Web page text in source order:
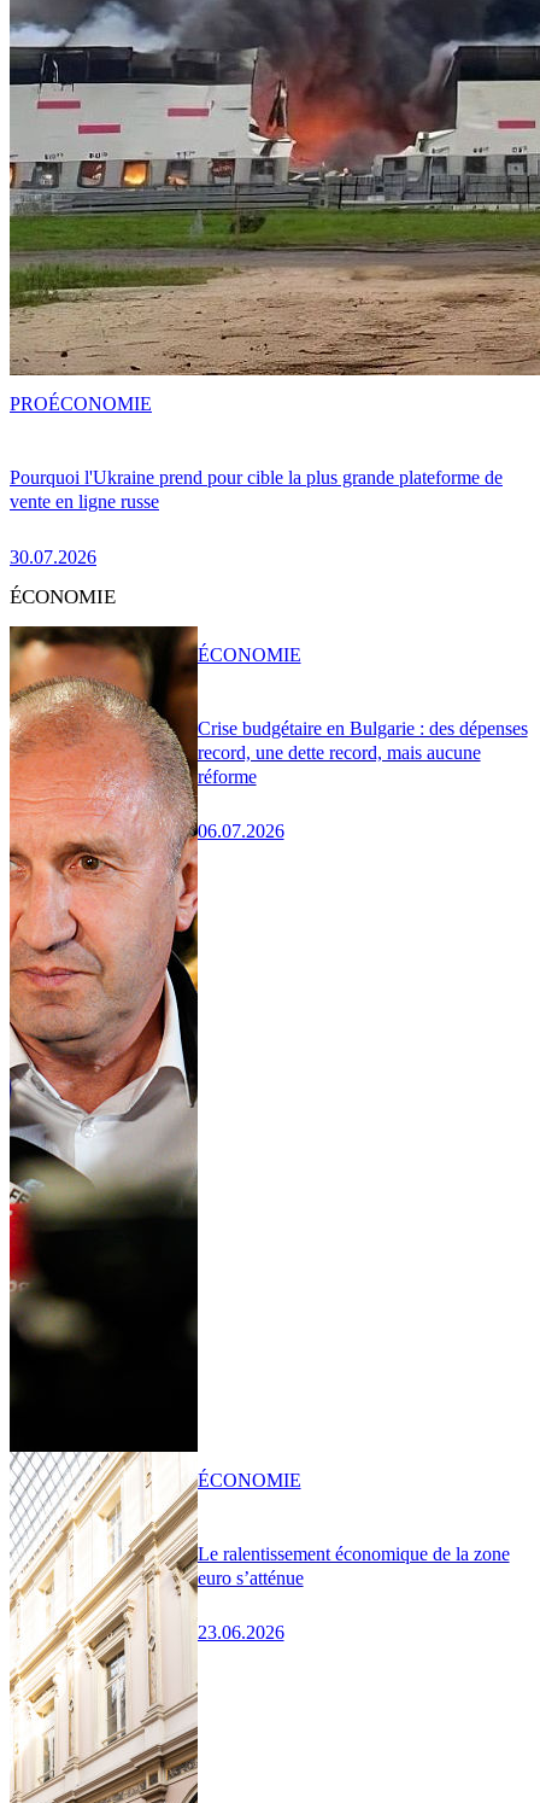
Pourquoi l'Ukraine prend pour cible la plus grande plateforme de
vente en ligne russe
30.07.2026
PROÉCONOMIE
ÉCONOMIE
Crise budgétaire en Bulgarie : des dépenses
record, une dette record, mais aucune
réforme
06.07.2026
ÉCONOMIE
Le ralentissement économique de la zone
euro s’atténue
23.06.2026
ÉCONOMIE